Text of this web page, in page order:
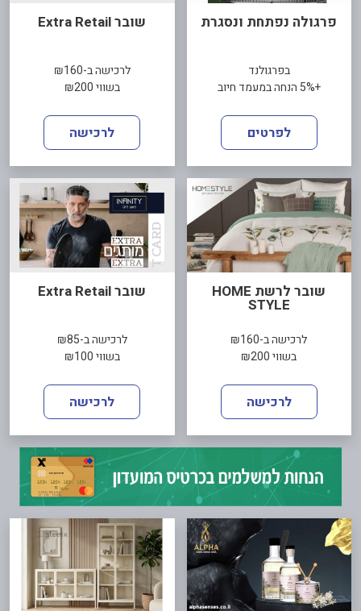
פרגולה נפתחת ונסגרת
בפרגולנד
+5% הנחה במעמד חיוב
לפרטים
שובר Extra Retail
לרכישה ב-₪160
בשווי ₪200
לרכישה
שובר לרשת HOME
STYLE
לרכישה ב-₪160
בשווי ₪200
לרכישה
שובר Extra Retail
לרכישה ב-₪85
בשווי ₪100
לרכישה